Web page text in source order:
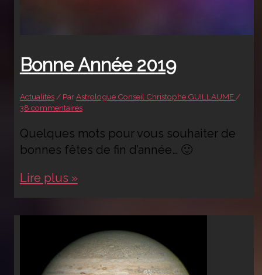
Bonne Année 2019
Actualités/ ParAstrologue Conseil Christophe GUILLAUME /
38 commentaires
Quelques mots pour vous souhaiter de
bonnes fêtes de fin d’année… 🙂
Bonne
Lire plus »